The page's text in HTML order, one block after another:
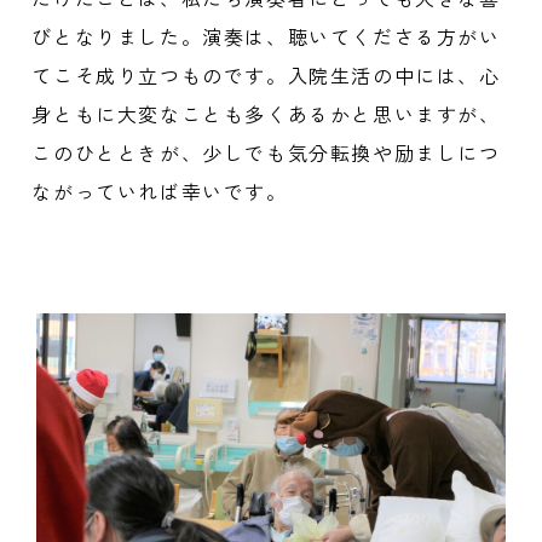
びとなりました。演奏は、聴いてくださる方がい
てこそ成り立つものです。入院生活の中には、心
身ともに大変なことも多くあるかと思いますが、
このひとときが、少しでも気分転換や励ましにつ
ながっていれば幸いです。